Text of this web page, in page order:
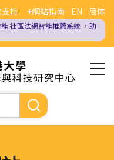
EN 简体
持 +網站指南
社區法網智能推薦系統 ，助